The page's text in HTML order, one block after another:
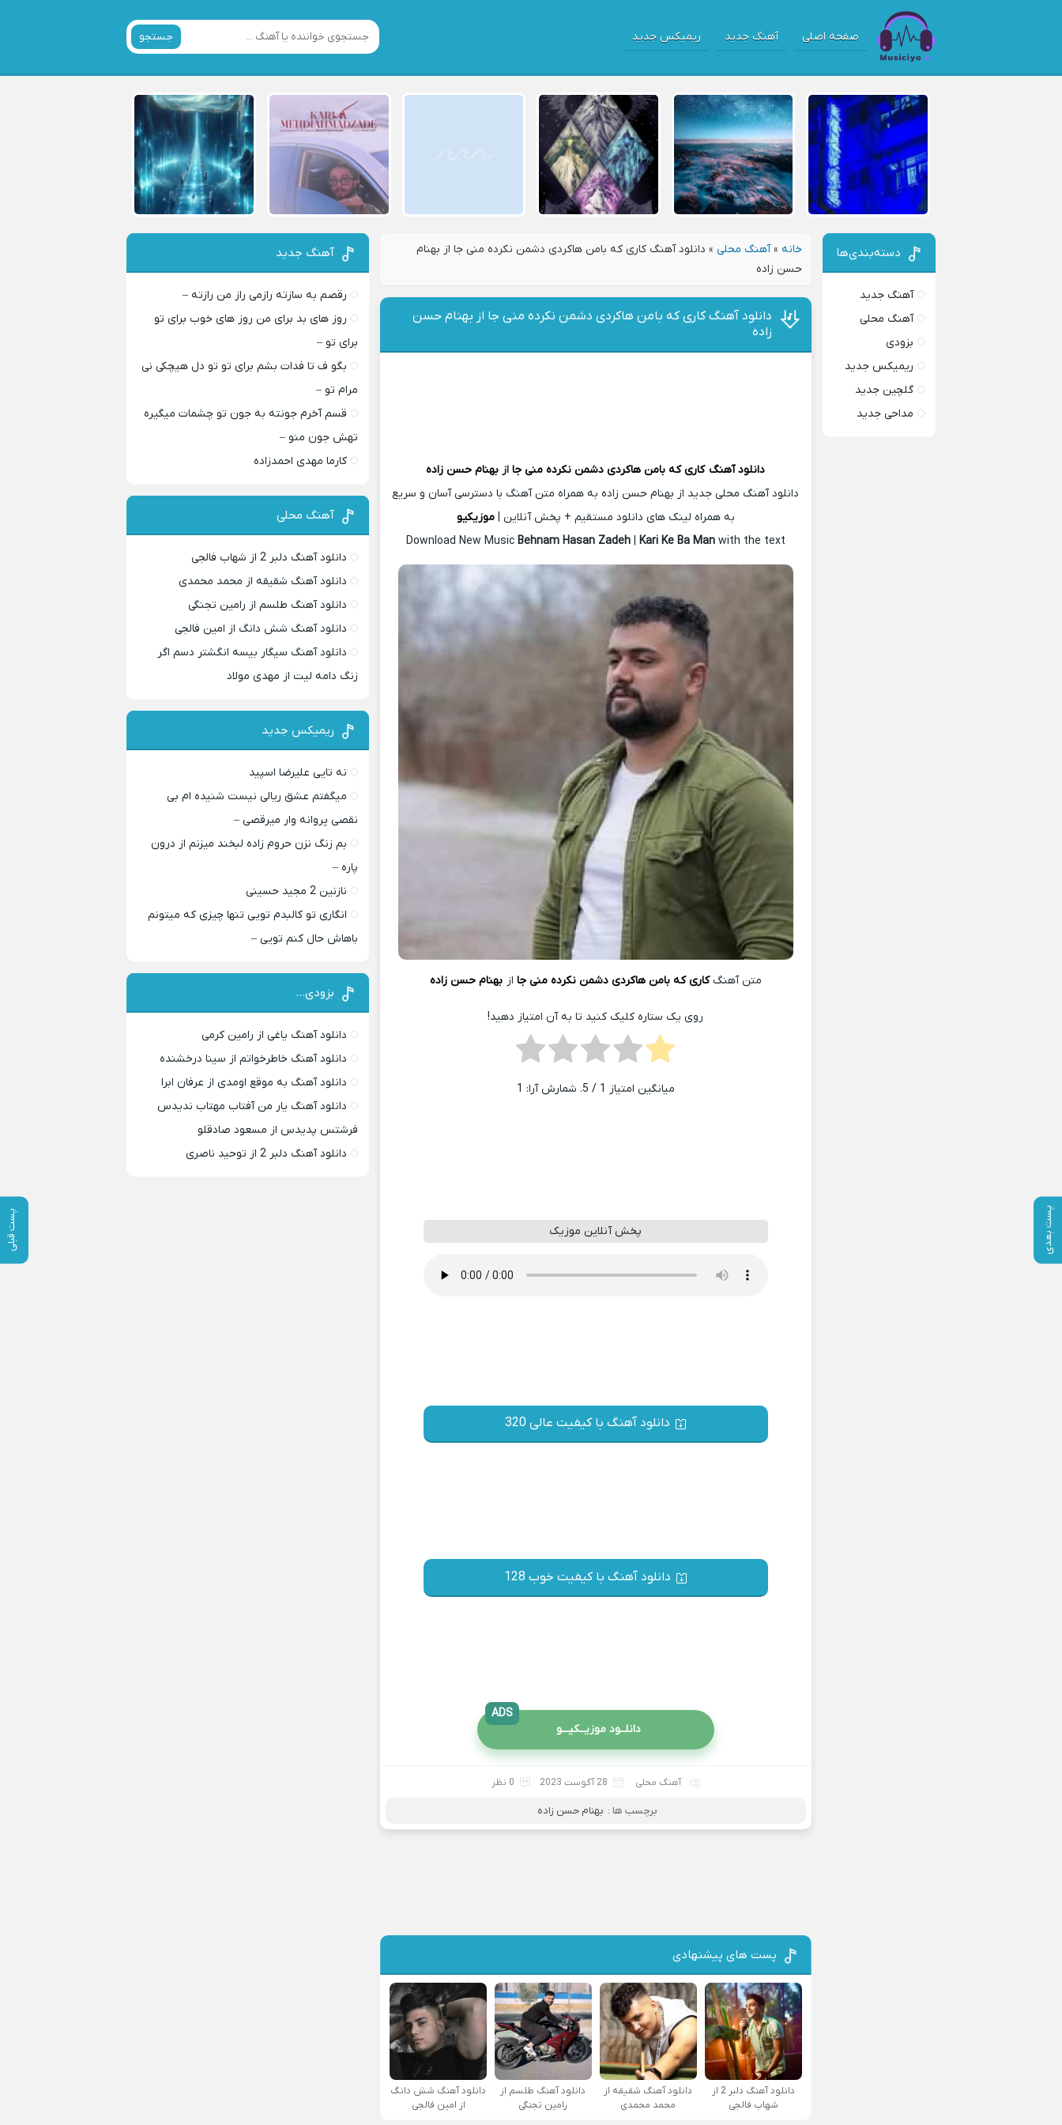
صفحه اصلی آهنگ جدید ریمیکس جدید جستجو
خانه »آهنگ محلی » دانلود آهنگ کاری که بامن هاکردی دشمن نکرده منی جا از بهنام
حسن زاده
پست بعدی پست قبلی
دانلود آهنگ کاری که بامن هاکردی دشمن نکرده منی جا از بهنام حسن
زاده
دانلود آهنگ کاری که بامن هاکردی دشمن نکرده منی جا از بهنام حسن زاده
دانلود آهنگ محلی جدید از بهنام حسن زاده به همراه متن آهنگ با دسترسی آسان و سریع
به همراه لینک های دانلود مستقیم + پخش آنلاین |موزیکیو
Download New Music Behnam Hasan Zadeh| Kari Ke Ba Man with the text
متن آهنگکاری که بامن هاکردی دشمن نکرده منی جا از بهنام حسن زاده
روی یک ستاره کلیک کنید تا به آن امتیاز دهید!
میانگین امتیاز 1 / 5. شمارش آرا: 1
پخش آنلاین موزیک
دانلود آهنگ با کیفیت عالی 320
دانلود آهنگ با کیفیت خوب 128
دانلــود موزیــکیـــو
ADS
آهنگ محلی 28 آگوست 2023 0 نظر
برچسب ها : بهنام حسن زاده
پست های پیشنهادی
دانلود آهنگ دلبر 2 از
شهاب فالجی
دانلود آهنگ شقیقه از
محمد محمدی
دانلود آهنگ طلسم از
رامین تجنگی
دانلود آهنگ شش دانگ
از امین فالجی
دسته‌بندی‌ها
آهنگ جدید
آهنگ محلی
بزودی
ریمیکس جدید
گلچین جدید
مداحی جدید
آهنگ جدید
رقصم به سازته رازمی راز من رازته –
روز های بد برای من روز های خوب برای تو
برای تو –
بگو ف تا فدات بشم برای تو تو دل هیچکی نی
مرام تو –
قسم آخرم جونته به جون تو چشمات میگیره
تهش جون منو –
کارما مهدی احمدزاده
آهنگ محلی
دانلود آهنگ دلبر 2 از شهاب فالجی
دانلود آهنگ شقیقه از محمد محمدی
دانلود آهنگ طلسم از رامین تجنگی
دانلود آهنگ شش دانگ از امین فالجی
دانلود آهنگ سیگار بیسه انگشتر دسم اگر
زنگ دامه لیت از مهدی مولاد
ریمیکس جدید
نه تایی علیرضا اسپید
میگفتم عشق ریالی نیست شنیده ام بی
نقصی پروانه وار میرقصی –
بم زنگ نزن حروم زاده لبخند میزنم از درون
پاره –
نازنین 2 مجید حسینی
انگاری تو کالبدم تویی تنها چیزی که میتونم
باهاش حال کنم تویی –
بزودی…
دانلود آهنگ یاغی از رامین کرمی
دانلود آهنگ خاطرخواتم از سینا درخشنده
دانلود آهنگ به موقع اومدی از عرفان ابرا
دانلود آهنگ یار من آفتاب مهتاب ندیدس
فرشتس پدیدس از مسعود صادقلو
دانلود آهنگ دلبر 2 از توحید ناصری